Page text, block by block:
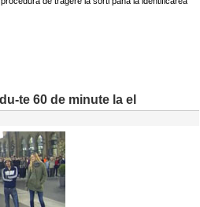
te 60 de minute la el